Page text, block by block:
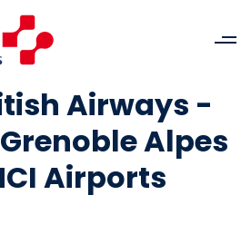
Airways -
Alpes
Airports